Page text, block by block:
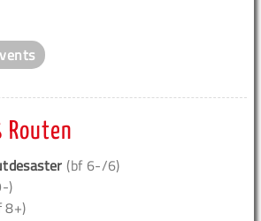
Routen
(bf 6-/6)
)
8+)